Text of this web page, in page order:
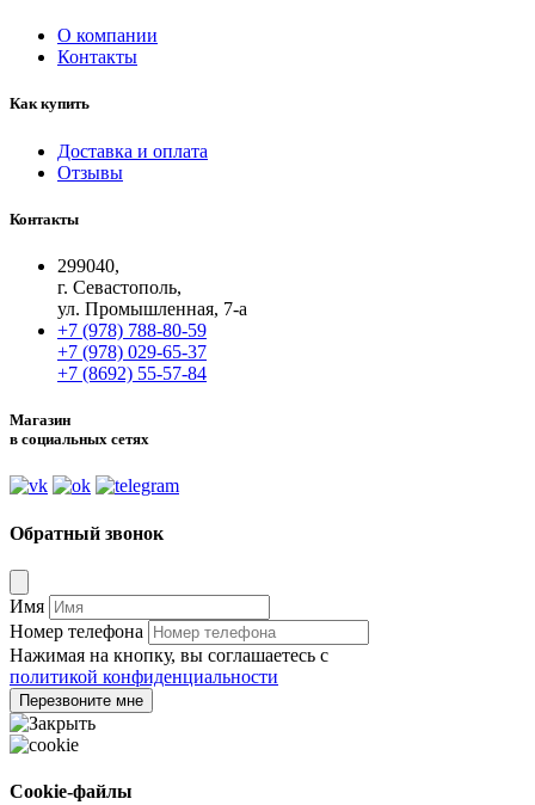
О компании
Контакты
Как купить
Доставка и оплата
Отзывы
Контакты
299040,
г. Севастополь,
ул. Промышленная, 7-а
+7 (978) 788-80-59
+7 (978) 029-65-37
+7 (8692) 55-57-84
Магазин
в социальных сетях
Обратный звонок
Имя
Номер телефона
Нажимая на кнопку, вы соглашаетесь с
политикой конфиденциальности
Перезвоните мне
Cookie-файлы